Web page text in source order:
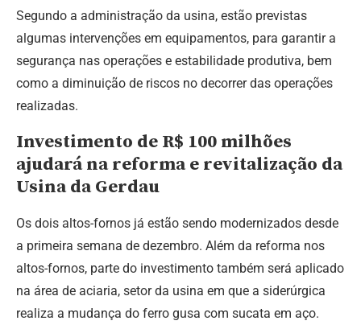
Segundo a administração da usina, estão previstas
algumas intervenções em equipamentos, para garantir a
segurança nas operações e estabilidade produtiva, bem
como a diminuição de riscos no decorrer das operações
realizadas.
Investimento de R$ 100 milhões
ajudará na reforma e revitalização da
Usina da Gerdau
Os dois altos-fornos já estão sendo modernizados desde
a primeira semana de dezembro. Além da reforma nos
altos-fornos, parte do investimento também será aplicado
na área de aciaria, setor da usina em que a siderúrgica
realiza a mudança do ferro gusa com sucata em aço.